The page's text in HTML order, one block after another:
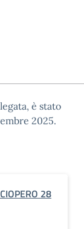
è stato
2025.
28